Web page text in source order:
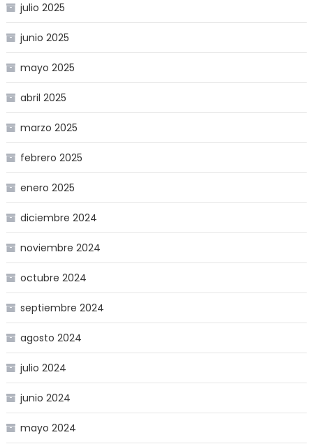
julio 2025
junio 2025
mayo 2025
abril 2025
marzo 2025
febrero 2025
enero 2025
diciembre 2024
noviembre 2024
octubre 2024
septiembre 2024
agosto 2024
julio 2024
junio 2024
mayo 2024